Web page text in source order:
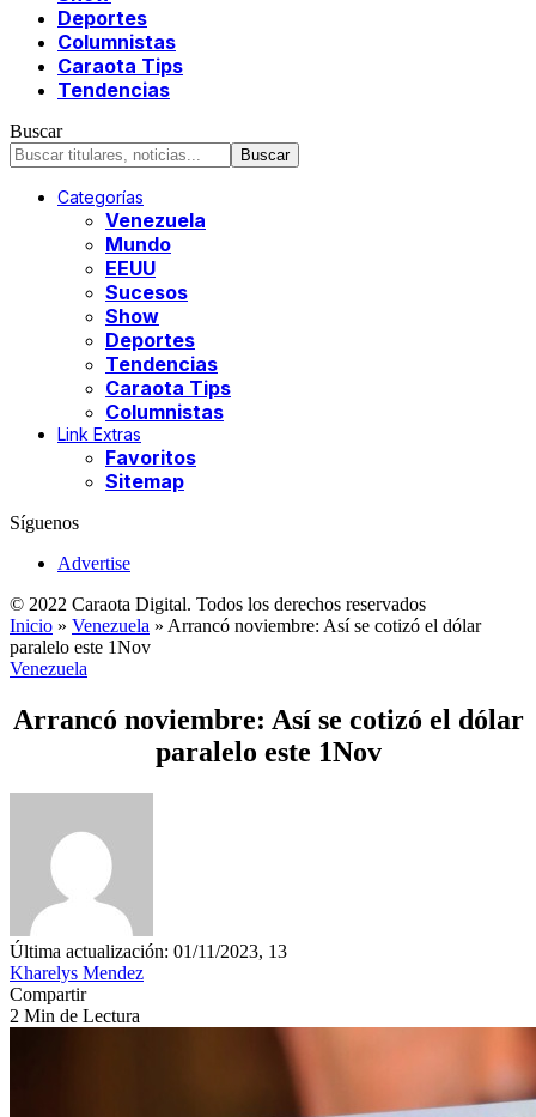
Deportes
Columnistas
Caraota Tips
Tendencias
Buscar
Categorías
Venezuela
Mundo
EEUU
Sucesos
Show
Deportes
Tendencias
Caraota Tips
Columnistas
Link Extras
Favoritos
Sitemap
Síguenos
Advertise
© 2022 Caraota Digital. Todos los derechos reservados
Inicio » Venezuela » Arrancó noviembre: Así se cotizó el dólar
paralelo este 1Nov
Venezuela
Arrancó noviembre: Así se cotizó el dólar
paralelo este 1Nov
Última actualización: 01/11/2023, 13
Kharelys Mendez
Compartir
2 Min de Lectura